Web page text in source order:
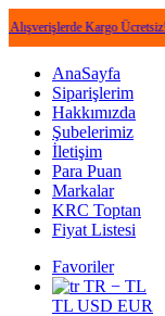
Kargo Ücretsiz! •
AnaSayfa
Siparişlerim
Hakkımızda
Şubelerimiz
İletişim
Para Puan
Markalar
KRC Toptan
Fiyat Listesi
Favoriler
TR − TL
TL USD EUR